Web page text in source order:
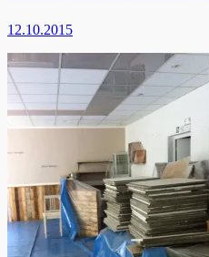
12.10.2015